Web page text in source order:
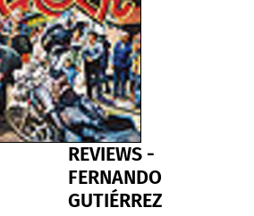
REVIEWS -
FERNANDO
GUTIÉRREZ